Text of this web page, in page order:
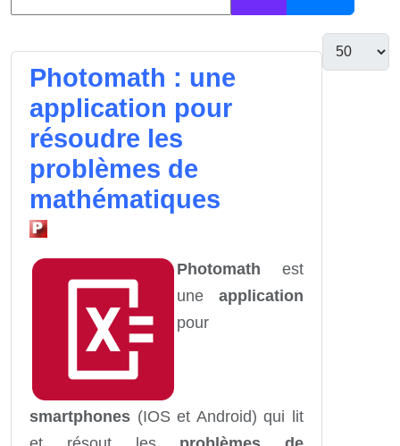
Photomath : une
application pour
résoudre les
problèmes de
mathématiques
Photomath est
une application
pour
smartphones (IOS et Android) qui lit